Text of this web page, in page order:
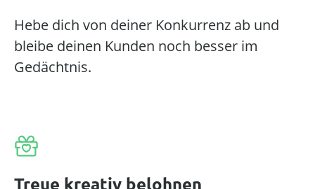
Hebe dich von deiner Konkurrenz ab und
bleibe deinen Kunden noch besser im
Gedächtnis.
Treue kreativ belohnen